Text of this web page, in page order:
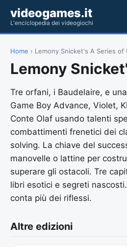
videogames.it
L'enciclopedia dei videogiochi
Home › Lemony Snicket's A Series
Lemony
Tre orfani, i Baudelaire, e
Game Boy Advance, Violet,
Conte Olaf usando talenti
combattimenti frenetici dei
solving. La chiave del
manovelle o lattine per
superare gli ostacoli. Tre
libri esotici e segreti
conta più dei riflessi.
Altre edizioni